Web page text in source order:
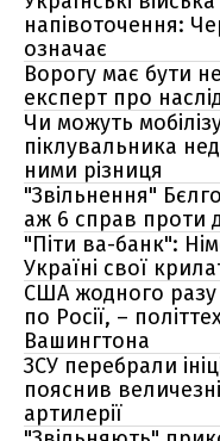
напівоточення:
означає
Ворогу має бути
експерт про
Чи можуть
піклувальника
ними різниця
"Звільнення"
аж 6 справ проти
"Піти ва-банк":
Україні свої
США жодного разу
по Росії, –
Вашингтона
ЗСУ перебрали
пояснив
артилерії